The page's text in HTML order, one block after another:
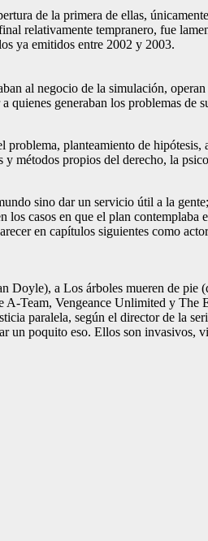
de la primera de ellas,
relativamente tempranero, fue
ya emitidos entre 2002 y 2003.
al negocio de la simulación,
generaban los problemas de
planteamiento de
métodos propios del derecho, la
sino dar un servicio útil a la
casos en que el plan
en capítulos siguientes como
Doyle), a Los árboles mueren de
A-Team, Vengeance Unlimited y
paralela, según el director de la
un poquito eso. Ellos son invasivos,